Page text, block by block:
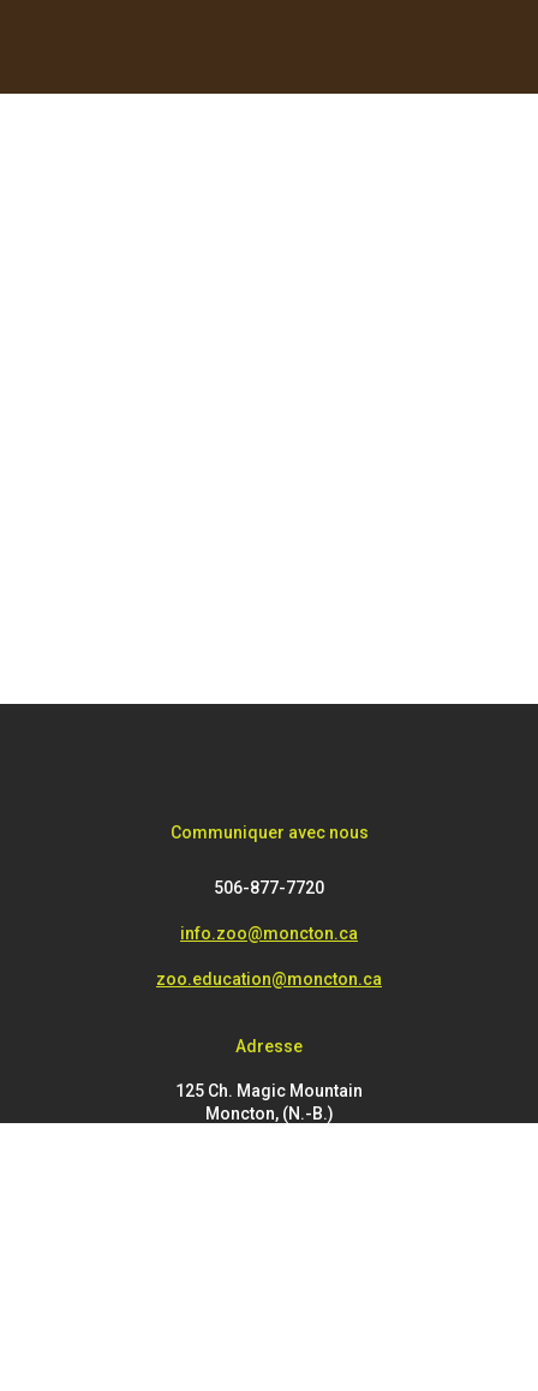
Communiquer avec nous
506-877-7720
info.zoo@moncton.ca
zoo.education@moncton.ca
Adresse
125 Ch. Magic Mountain
Moncton, (N.-B.)